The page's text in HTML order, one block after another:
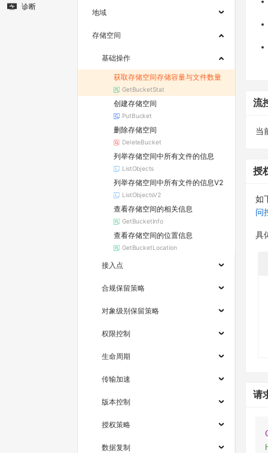
诊断
地域
存储空间
基础操作
获取存储空间存储容量与文件数量
GetBucketStat
创建存储空间
PutBucket
删除存储空间
DeleteBucket
列举存储空间中所有文件的信息
ListObjects
列举存储空间中所有文件的信息V2
ListObjectsV2
查看存储空间的相关信息
GetBucketInfo
查看存储空间的位置信息
GetBucketLocation
接入点
合规保留策略
对象级别保留策略
权限控制
生命周期
传输加速
版本控制
授权策略
数据复制
流
当
授
如
问
具
请